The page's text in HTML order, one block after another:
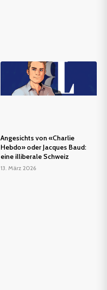
Angesichts von «Charlie
Hebdo» oder Jacques Baud:
eine illiberale Schweiz
13. März 2026